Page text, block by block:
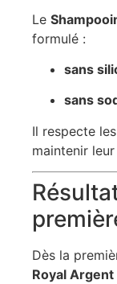
Le
formulé :
sans
sans
Il respecte
maintenir
Dès la
Royal